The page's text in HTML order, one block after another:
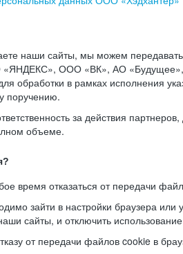
наши сайты, мы можем
«ЯНДЕКС», ООО «ВК», АО
обработки в рамках исполнения
поручению.
за действия
объеме.
время отказаться от передачи
зайти в настройки браузера или
сайты, и отключить
от передачи файлов cookie в